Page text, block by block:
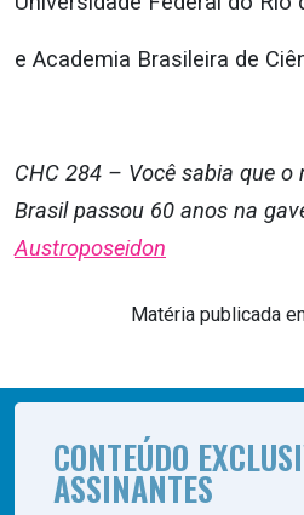
e Academia Brasileira de
CHC 284 – Você sabia que
Brasil passou 60 anos na
Austroposeidon
Matéria publicada
CONTEÚDO
ASSINANTES